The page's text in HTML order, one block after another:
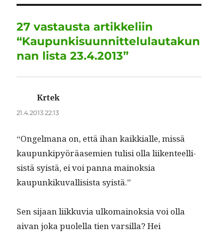
o
o
k
I
n
p
p
a
m
27 vastausta artikkeliin
“Kaupunkisuunnittelulautakun
nan lista 23.4.2013”
Krteksanoo:
21.4.2013 22:13
“Ongel­mana on, että ihan kaikkialle, mis­sä
kaupunkipyöräasemien tulisi olla liiken­teel­li­
sistä syistä, ei voi pan­na main­ok­sia
kaupunkiku­val­li­sista syistä.”
Sen sijaan liikku­via ulko­main­ok­sia voi olla
aivan joka puolel­la tien var­sil­la? Hei